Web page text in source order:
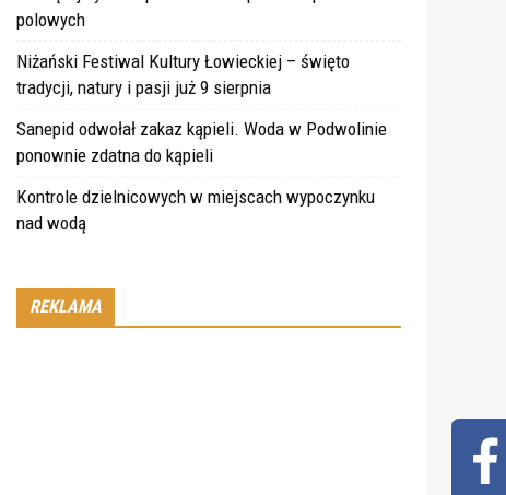
polowych
Niżański Festiwal Kultury Łowieckiej – święto
tradycji, natury i pasji już 9 sierpnia
Sanepid odwołał zakaz kąpieli. Woda w Podwolinie
ponownie zdatna do kąpieli
Kontrole dzielnicowych w miejscach wypoczynku
nad wodą
REKLAMA